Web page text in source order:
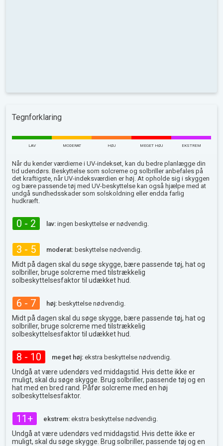
Tegnforklaring
LAV MODERAT HØJ MEGET HØJ EKSTREM
Når du kender værdierne i UV-indekset, kan du bedre planlægge din
tid udendørs. Beskyttelse som solcreme og solbriller anbefales på
det kraftigste, når UV-indeksværdien er høj. At opholde sig i skyggen
og bære passende tøj med UV-beskyttelse kan også hjælpe med at
undgå sundhedsskader som solskoldning eller endda farlig
hudkræft.
0 - 2 lav: ingen beskyttelse er nødvendig.
3 - 5 moderat: beskyttelse nødvendig.
Midt på dagen skal du søge skygge, bære passende tøj, hat og
solbriller, bruge solcreme med tilstrækkelig
solbeskyttelsesfaktor til udækket hud.
6 - 7 høj: beskyttelse nødvendig.
Midt på dagen skal du søge skygge, bære passende tøj, hat og
solbriller, bruge solcreme med tilstrækkelig
solbeskyttelsesfaktor til udækket hud.
8 - 10 meget høj: ekstra beskyttelse nødvendig.
Undgå at være udendørs ved middagstid. Hvis dette ikke er
muligt, skal du søge skygge. Brug solbriller, passende tøj og en
hat med en bred rand. Påfør solcreme med en høj
solbeskyttelsesfaktor.
11+ ekstrem: ekstra beskyttelse nødvendig.
Undgå at være udendørs ved middagstid. Hvis dette ikke er
muligt, skal du søge skygge. Brug solbriller, passende tøj og en